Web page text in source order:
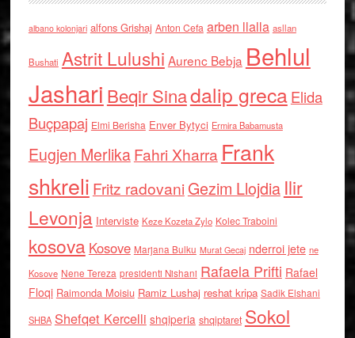
albano kolonjari alfons Grishaj Anton Cefa arben llalla asllan
Bushati Astrit Lulushi Aurenc Bebja Behlul
Jashari Beqir Sinadalip grecaElida
Buçpapaj Elmi Berisha Enver Bytyci Ermira Babamusta
Eugjen MerlikaFahri Xharra Frank
shkreli Fritz radovaniGezim Llojdia Ilir
Levonja Interviste Keze Kozeta Zylo Kolec Traboini
kosova Kosove Marjana Bulku Murat Gecaj nderroi jete ne
Kosove Nene Tereza presidenti Nishani Rafaela Prifti Rafael
Floqi Raimonda Moisiu Ramiz Lushaj reshat kripa Sadik Elshani
SHBA Shefqet Kercelli shqiperia shqiptaret Sokol